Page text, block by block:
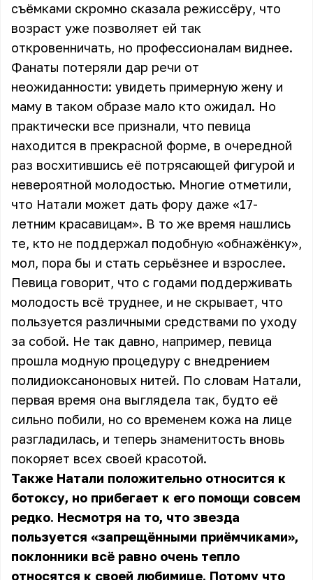
съёмками скромно сказала режиссёру, что
возраст уже позволяет ей так
откровенничать, но профессионалам виднее.
Фанаты потеряли дар речи от
неожиданности: увидеть примерную жену и
маму в таком образе мало кто ожидал. Но
практически все признали, что певица
находится в прекрасной форме, в очередной
раз восхитившись её потрясающей фигурой и
невероятной молодостью. Многие отметили,
что Натали может дать фору даже «17-
летним красавицам». В то же время нашлись
те, кто не поддержал подобную «обнажёнку»,
мол, пора бы и стать серьёзнее и взрослее.
Певица говорит, что с годами поддерживать
молодость всё труднее, и не скрывает, что
пользуется различными средствами по уходу
за собой. Не так давно, например, певица
прошла модную процедуру с внедрением
полидиоксаноновых нитей. По словам Натали,
первая время она выглядела так, будто её
сильно побили, но со временем кожа на лице
разгладилась, и теперь знаменитость вновь
покоряет всех своей красотой.
Также Натали положительно относится к
ботоксу, но прибегает к его помощи совсем
редко. Несмотря на то, что звезда
пользуется «запрещёнными приёмчиками»,
поклонники всё равно очень тепло
относятся к своей любимице. Потому что